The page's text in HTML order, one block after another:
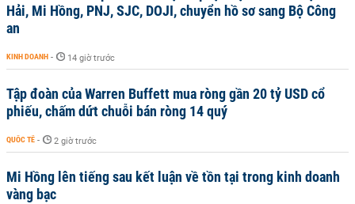
Hải, Mi Hồng, PNJ, SJC, DOJI, chuyển hồ sơ sang Bộ Công
an
KINH DOANH - 14 giờ trước
Tập đoàn của Warren Buffett mua ròng gần 20 tỷ USD cổ
phiếu, chấm dứt chuỗi bán ròng 14 quý
QUỐC TẾ - 2 giờ trước
Mi Hồng lên tiếng sau kết luận về tồn tại trong kinh doanh
vàng bạc